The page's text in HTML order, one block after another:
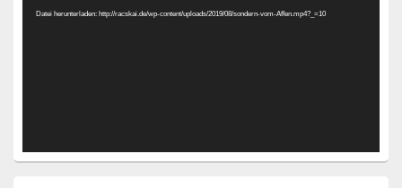
Datei herunterladen: http://racskai.de/wp-content/uploads/2019/08/sondern-vom-Affen.mp4?_=10